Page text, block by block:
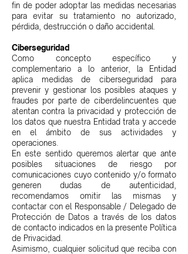
fin de poder adoptar las medidas necesarias
para evitar su tratamiento no autorizado,
pérdida, destrucción o daño accidental.
Ciberseguridad
Como concepto específico y
complementario a lo anterior, la Entidad
aplica medidas de ciberseguridad para
prevenir y gestionar los posibles ataques y
fraudes por parte de ciberdelincuentes que
atentan contra la privacidad y protección de
los datos que nuestra Entidad trata y accede
en el ámbito de sus actividades y
operaciones.
En este sentido queremos alertar que ante
posibles situaciones de riesgo por
comunicaciones cuyo contenido y/o formato
generen dudas de autenticidad,
recomendamos omitir las mismas y
contactar con el Responsable / Delegado de
Protección de Datos a través de los datos
de contacto indicados en la presente Política
de Privacidad.
Asimismo, cualquier solicitud que reciba con